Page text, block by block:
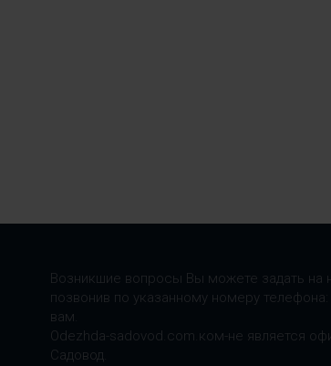
Возникшие вопросы Вы можете задать на
позвонив по указанному номеру
вам.
Odezhda-sadovod.com.ком-не является
Садовод.